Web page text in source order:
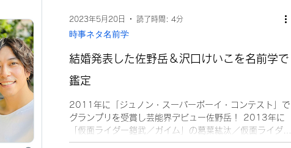
結婚発表した佐野岳＆沢口けいこを名前学で
鑑定
2011年に「ジュノン・スーパーボーイ・コンテスト」で
グランプリを受賞し芸能界デビュー佐野岳！ 2013年に
「仮面ライダー鎧武／ガイム」の葛葉紘汰／仮面ライダー
鎧武役でテレビドラマ初主演し、2017年に日曜劇場「陸
時事ネタ名前学
2023年5月20日 読了時間: 4分